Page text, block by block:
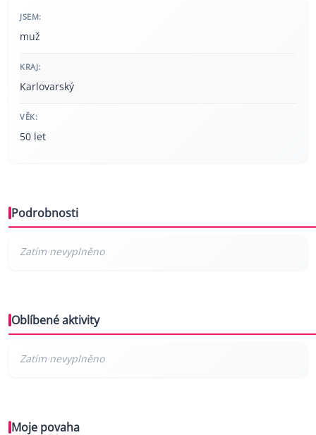
JSEM:
muž
KRAJ:
Karlovarský
VĚK:
50 let
Podrobnosti
Oblíbené aktivity
Moje povaha